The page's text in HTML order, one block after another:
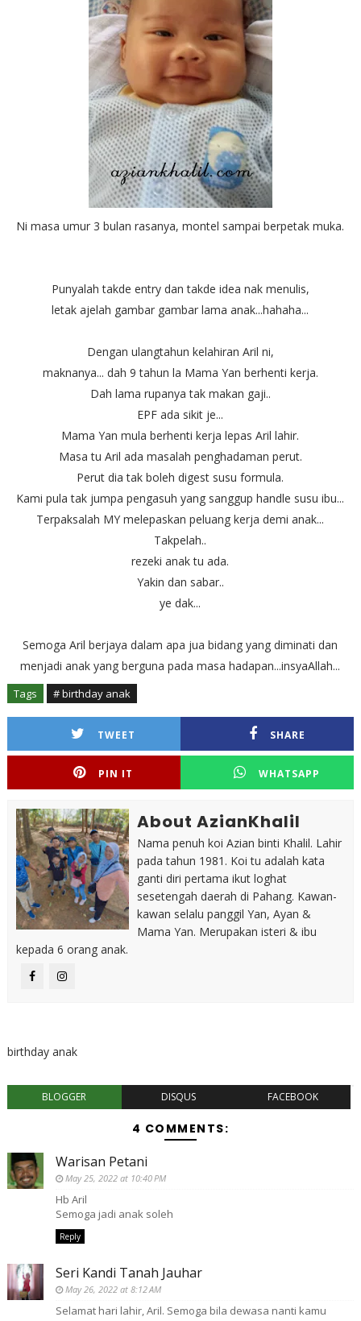
Ni masa umur 3 bulan rasanya, montel sampai berpetak muka.
Punyalah takde entry dan takde idea nak menulis,
letak ajelah gambar gambar lama anak...hahaha...
Dengan ulangtahun kelahiran Aril ni,
maknanya... dah 9 tahun la Mama Yan berhenti kerja.
Dah lama rupanya tak makan gaji..
EPF ada sikit je...
Mama Yan mula berhenti kerja lepas Aril lahir.
Masa tu Aril ada masalah penghadaman perut.
Perut dia tak boleh digest susu formula.
Kami pula tak jumpa pengasuh yang sanggup handle susu ibu...
Terpaksalah MY melepaskan peluang kerja demi anak...
Takpelah..
rezeki anak tu ada.
Yakin dan sabar..
ye dak...
Semoga Aril berjaya dalam apa jua bidang yang diminati dan
menjadi anak yang berguna pada masa hadapan...insyaAllah...
Tags # birthday anak
TWEET SHARE
PIN IT WHATSAPP
About AzianKhalil
Nama penuh koi Azian binti Khalil. Lahir
pada tahun 1981. Koi tu adalah kata
ganti diri pertama ikut loghat
sesetengah daerah di Pahang. Kawan-
kawan selalu panggil Yan, Ayan &
Mama Yan. Merupakan isteri & ibu
kepada 6 orang anak.
birthday anak
BLOGGER DISQUS FACEBOOK
4 COMMENTS:
Warisan Petani
May 25, 2022 at 10:40 PM
Hb Aril
Semoga jadi anak soleh
Reply
Seri Kandi Tanah Jauhar
May 26, 2022 at 8:12 AM
Selamat hari lahir, Aril. Semoga bila dewasa nanti kamu